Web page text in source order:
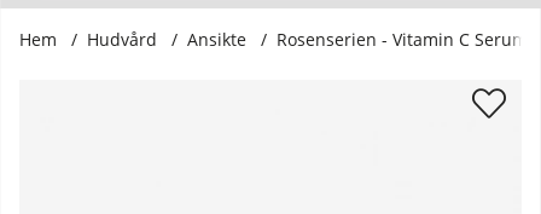
Hem Hudvård Ansikte Rosenserien - Vitamin C Serum
Produktbilder Rosenserien - Vitamin C Serum with Rose